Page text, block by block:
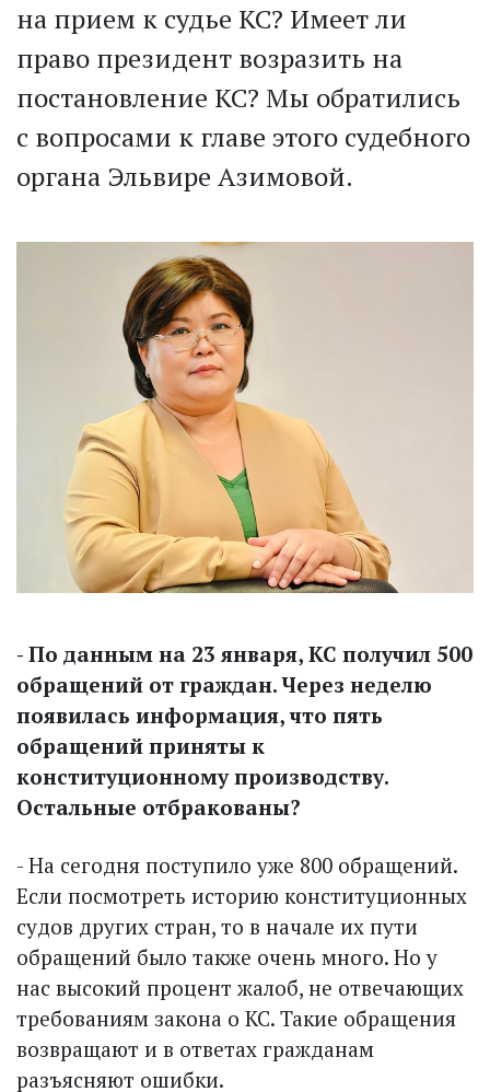
на прием к судье КС? Имеет ли
право президент возразить на
постановление КС? Мы обратились
с вопросами к главе этого судебного
органа Эльвире Азимовой.
- По данным на 23 января, КС получил 500
обращений от граждан. Через неделю
появилась информация, что пять
обращений приняты к
конституционному производству.
Остальные отбракованы?
- На сегодня поступило уже 800 обращений.
Если посмотреть историю конституционных
судов других стран, то в начале их пути
обращений было также очень много. Но у
нас высокий процент жалоб, не отвечающих
требованиям закона о КС. Такие обращения
возвращают и в ответах граж­данам
разъясняют ошибки.